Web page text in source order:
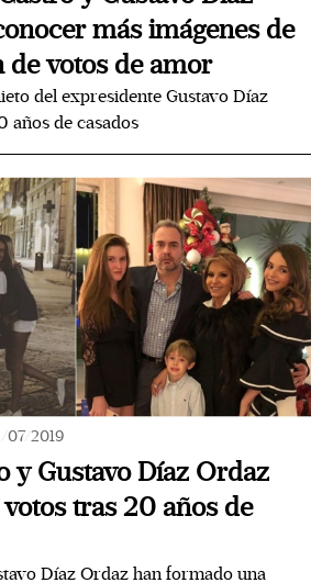
más imágenes de
de votos de amor
del expresidente Gustavo Díaz
años de casados
07/2019
y Gustavo Díaz Ordaz
tras 20 años de
Díaz Ordaz han formado una